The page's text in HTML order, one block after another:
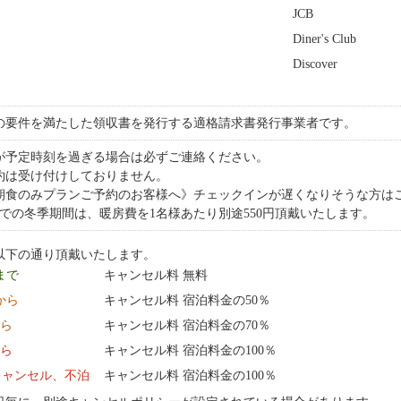
JCB
Diner's Club
Discover
件を満たした領収書を発行する適格請求書発行事業者です。
定時刻を過ぎる場合は必ずご連絡ください。
受け付けしておりません。
食のみプランご予約のお客様へ》チェックインが遅くなりそうな方は
の冬季期間は、暖房費を1名様あたり別途550円頂戴いたします。
の通り頂戴いたします。
で
キャンセル料 無料
から
キャンセル料 宿泊料金の50％
キャンセル料 宿泊料金の70％
キャンセル料 宿泊料金の100％
ンセル、不泊
キャンセル料 宿泊料金の100％